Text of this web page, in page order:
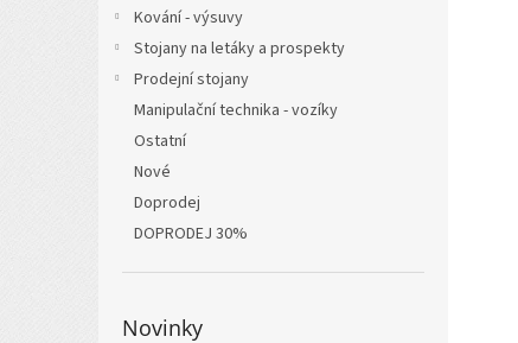
Kování - výsuvy
Stojany na letáky a prospekty
Prodejní stojany
Manipulační technika - vozíky
Ostatní
Nové
Doprodej
DOPRODEJ 30%
Novinky